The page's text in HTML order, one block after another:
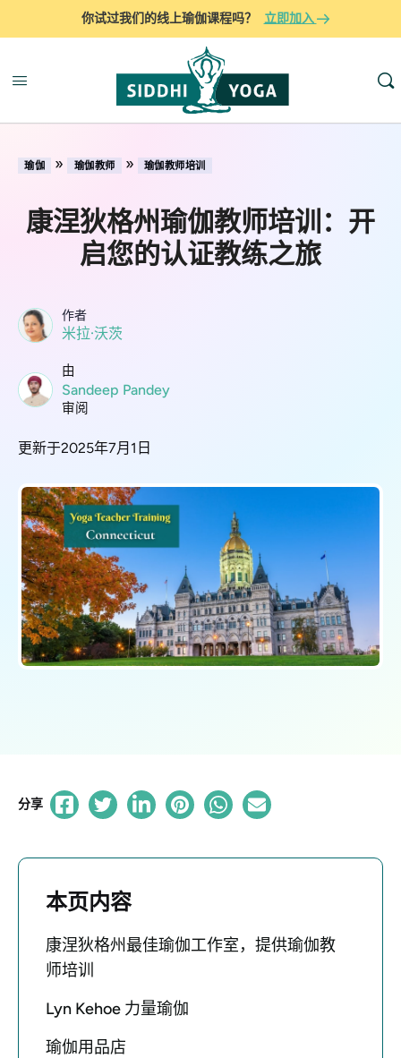
你试过我们的线上瑜伽课程吗？ 立即加入
瑜伽 » 瑜伽教师 » 瑜伽教师培训
康涅狄格州瑜伽教师培训：开
启您的认证教练之旅
作者
米拉·沃茨
由
Sandeep Pandey
审阅
更新于2025年7月1日
分享
本页内容
康涅狄格州最佳瑜伽工作室，提供瑜伽教
师培训
Lyn Kehoe 力量瑜伽
瑜伽用品店